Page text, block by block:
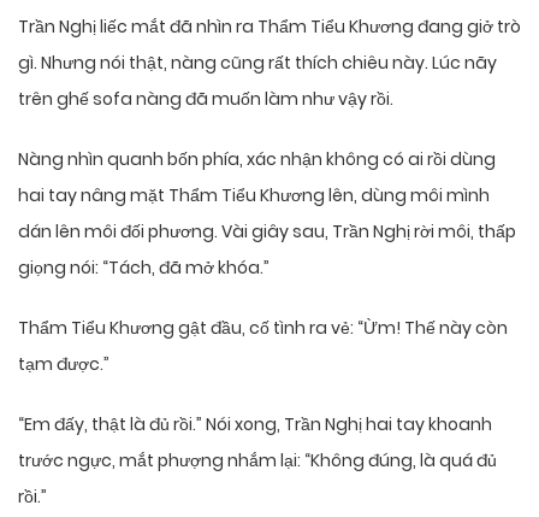
Trần Nghị liếc mắt đã nhìn ra Thẩm Tiểu Khương đang giở trò
gì. Nhưng nói thật, nàng cũng rất thích chiêu này. Lúc nãy
trên ghế sofa nàng đã muốn làm như vậy rồi.
Nàng nhìn quanh bốn phía, xác nhận không có ai rồi dùng
hai tay nâng mặt Thẩm Tiểu Khương lên, dùng môi mình
dán lên môi đối phương. Vài giây sau, Trần Nghị rời môi, thấp
giọng nói: “Tách, đã mở khóa.”
Thẩm Tiểu Khương gật đầu, cố tình ra vẻ: “Ừm! Thế này còn
tạm được.”
“Em đấy, thật là đủ rồi.” Nói xong, Trần Nghị hai tay khoanh
trước ngực, mắt phượng nhắm lại: “Không đúng, là quá đủ
rồi.”